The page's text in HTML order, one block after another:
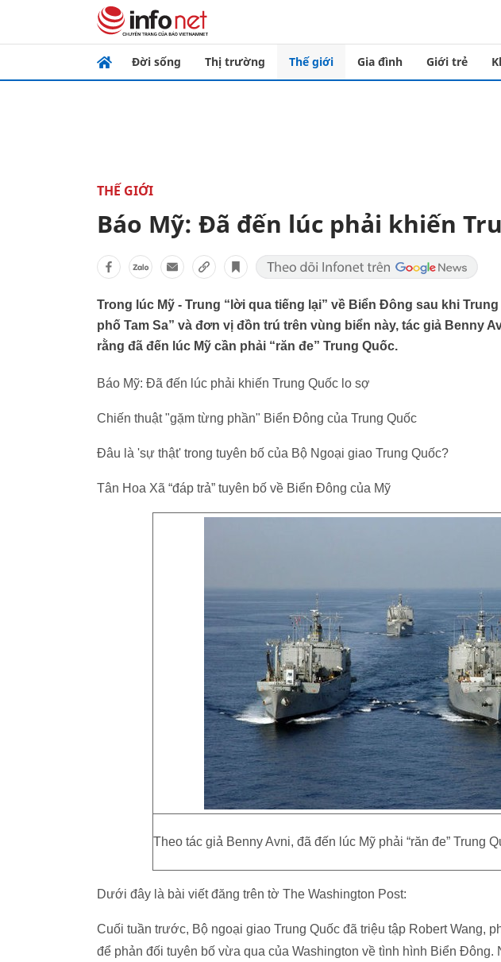
Đời sống Thị trường Thế giới Gia đình Giới trẻ
THẾ GIỚI
Báo Mỹ: Đã đến lúc phải khiến
Trong lúc Mỹ - Trung “lời qua tiếng lại” về Biển Đông sau khi
phố Tam Sa” và đơn vị đồn trú trên vùng biển này, tác giả Benny
rằng đã đến lúc Mỹ cần phải “răn đe” Trung Quốc.
Báo Mỹ: Đã đến lúc phải khiến Trung Quốc lo sợ
Chiến thuật "gặm từng phần" Biển Đông của Trung Quốc
Đâu là 'sự thật' trong tuyên bố của Bộ Ngoại giao Trung Quốc?
Tân Hoa Xã “đáp trả” tuyên bố về Biển Đông của Mỹ
Theo tác giả Benny Avni, đã đến lúc Mỹ phải “răn đe” Trung
Dưới đây là bài viết đăng trên tờ The Washington Post:
Cuối tuần trước, Bộ ngoại giao Trung Quốc đã triệu tập Robert Wang,
để phản đối tuyên bố vừa qua của Washington về tình hình Biển Đông.